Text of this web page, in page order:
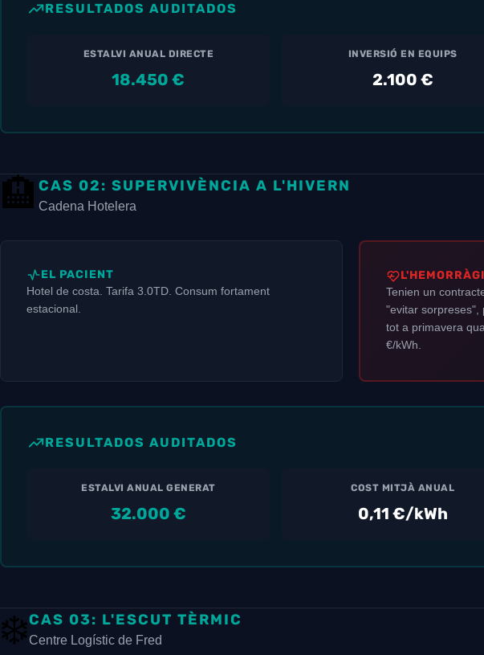
RESULTADOS AUDITADOS
ESTALVI ANUAL DIRECTE
18.450 €
INVERSIÓ EN EQUIPS
2.100 €
🏨 CAS 02: SUPERVIVÈNCIA A L'HIVERN
Cadena Hotelera
EL PACIENT
Hotel de costa. Tarifa 3.0TD. Consum fortament
estacional.
Tenien un
"evitar sorpreses",
tot a primavera
€/kWh.
RESULTADOS AUDITADOS
ESTALVI ANUAL GENERAT
32.000 €
COST MITJÀ ANUAL
0,11 €/kWh
❄️CAS 03: L'ESCUT TÈRMIC
Centre Logístic de Fred